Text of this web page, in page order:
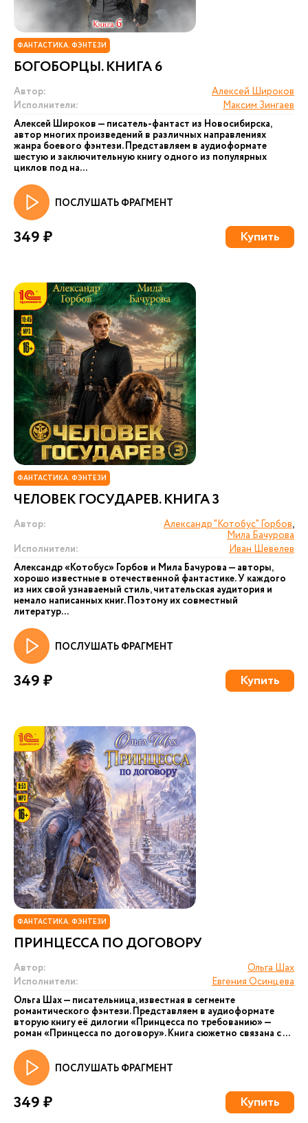
ФАНТАСТИКА. ФЭНТЕЗИ
БОГОБОРЦЫ. КНИГА 6
Автор:
Алексей Широков
Исполнители:
Максим Зингаев
Алексей Широков — писатель-фантаст из Новосибирска,
автор многих произведений в различных направлениях
жанра боевого фэнтези. Представляем в аудиоформате
шестую и заключительную книгу одного из популярных
циклов под на...
ПОСЛУШАТЬ ФРАГМЕНТ
349 ₽ Купить
ФАНТАСТИКА. ФЭНТЕЗИ
ЧЕЛОВЕК ГОСУДАРЕВ. КНИГА 3
Автор: Александр "Котобус" Горбов,
Мила Бачурова
Исполнители:
Иван Шевелев
Александр «Котобус» Горбов и Мила Бачурова — авторы,
хорошо известные в отечественной фантастике. У каждого
из них свой узнаваемый стиль, читательская аудитория и
немало написанных книг. Поэтому их совместный
литератур...
ПОСЛУШАТЬ ФРАГМЕНТ
349 ₽ Купить
ФАНТАСТИКА. ФЭНТЕЗИ
ПРИНЦЕССА ПО ДОГОВОРУ
Автор:
Ольга Шах
Исполнители:
Евгения Осинцева
Ольга Шах — писательница, известная в сегменте
романтического фэнтези. Представляем в аудиоформате
вторую книгу её дилогии «Принцесса по требованию» —
роман «Принцесса по договору». Книга сюжетно связана с ...
ПОСЛУШАТЬ ФРАГМЕНТ
349 ₽ Купить